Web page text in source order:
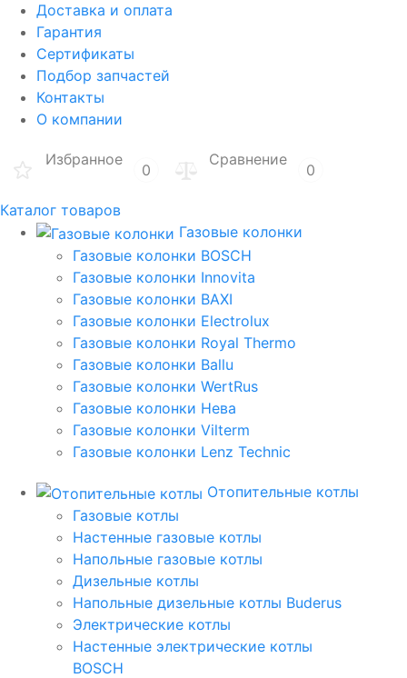
Доставка и оплата
Гарантия
Сертификаты
Подбор запчастей
Контакты
О компании
Избранное
0
Сравнение
0
Каталог товаров
Газовые колонки
Газовые колонки BOSCH
Газовые колонки Innovita
Газовые колонки BAXI
Газовые колонки Electrolux
Газовые колонки Royal Thermo
Газовые колонки Ballu
Газовые колонки WertRus
Газовые колонки Нева
Газовые колонки Vilterm
Газовые колонки Lenz Technic
Отопительные котлы
Газовые котлы
Настенные газовые котлы
Напольные газовые котлы
Дизельные котлы
Напольные дизельные котлы Buderus
Электрические котлы
Настенные электрические котлы
BOSCH